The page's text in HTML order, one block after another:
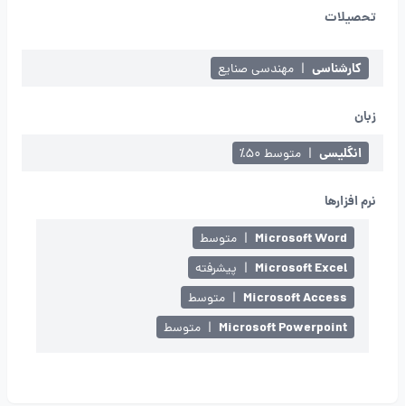
تحصیلات
کارشناسی | مهندسی صنایع
زبان
انگلیسی | متوسط ۵۰٪
نرم افزارها
Microsoft Word
| متوسط
Microsoft Excel
| پیشرفته
Microsoft Access
| متوسط
Microsoft Powerpoint
| متوسط